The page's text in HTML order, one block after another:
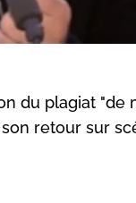
du plagiat "de
retour sur